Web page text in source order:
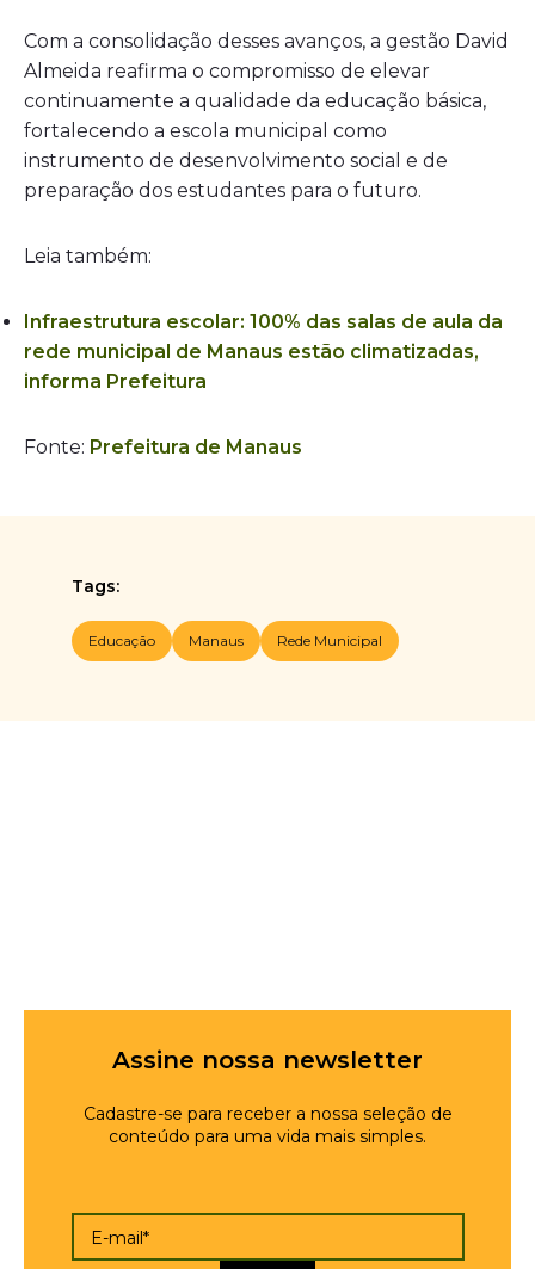
Com a consolidação desses avanços, a gestão David
Almeida reafirma o compromisso de elevar
continuamente a qualidade da educação básica,
fortalecendo a escola municipal como
instrumento de desenvolvimento social e de
preparação dos estudantes para o futuro.
Leia também:
Infraestrutura escolar: 100% das salas de aula da
rede municipal de Manaus estão climatizadas,
informa Prefeitura
Fonte: Prefeitura de Manaus
Tags:
Educação Manaus Rede Municipal
Assine nossa newsletter
Cadastre-se para receber a nossa seleção de
conteúdo para uma vida mais simples.
E-mail*